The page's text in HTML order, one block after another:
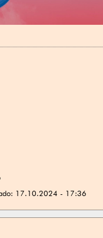
17.10.2024 - 17:36